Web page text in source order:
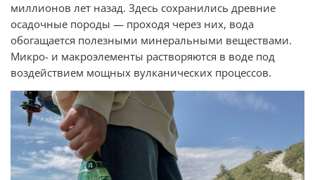
миллионов лет назад. Здесь сохранились древние
осадочные породы — проходя через них, вода
обогащается полезными минеральными веществами.
Микро- и макроэлементы растворяются в воде под
воздействием мощных вулканических процессов.